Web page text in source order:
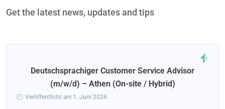
Get the latest news, updates and tips
Deutschsprachiger Customer Service Advisor
(m/w/d) – Athen (On-site / Hybrid)
Veröffentlicht am 1. Juni 2026